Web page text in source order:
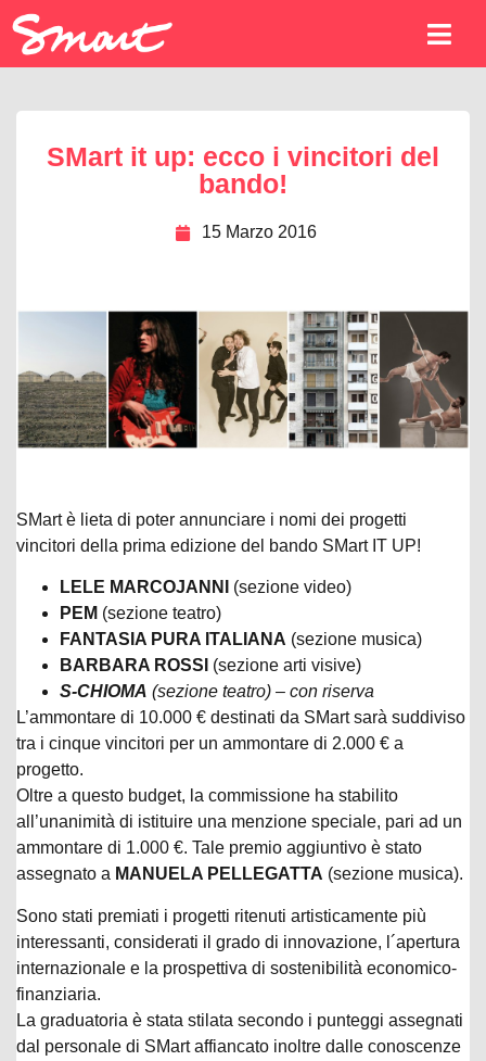
SMart it up: ecco i vincitori del
bando!
15 Marzo 2016
SMart è lieta di poter annunciare i nomi dei progetti
vincitori della prima edizione del bando SMart IT UP!
LELE MARCOJANNI
(sezione video)
PEM (sezione teatro)
FANTASIA PURA ITALIANA (sezione musica)
BARBARA ROSSI (sezione arti visive)
S-CHIOMA (sezione teatro) – con riserva
L’ammontare di 10.000 € destinati da SMart sarà suddiviso
tra i cinque vincitori per un ammontare di 2.000 € a
progetto.
Oltre a questo budget, la commissione ha stabilito
all’unanimità di istituire una menzione speciale, pari ad un
ammontare di 1.000 €. Tale premio aggiuntivo è stato
assegnato a MANUELA PELLEGATTA (sezione musica).
Sono stati premiati i progetti ritenuti artisticamente più
interessanti, considerati il grado di innovazione, l´apertura
internazionale e la prospettiva di sostenibilità economico-
finanziaria.
La graduatoria è stata stilata secondo i punteggi assegnati
dal personale di SMart affiancato inoltre dalle conoscenze